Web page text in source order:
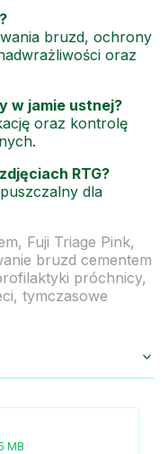
bruzd, ochrony
oraz
w jamie ustnej?
oraz kontrolę
RTG?
dla
Fuji Triage Pink,
bruzd cementem
próchnicy,
tymczasowe
MB